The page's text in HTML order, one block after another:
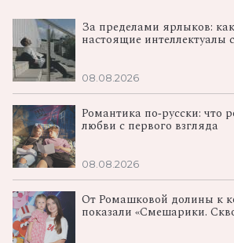
За пределами ярлыков:
настоящие интеллектуалы
08.08.2026
Романтика по‑русски: что
любви с первого взгляда
08.08.2026
От Ромашковой долины к
показали «Смешарики.